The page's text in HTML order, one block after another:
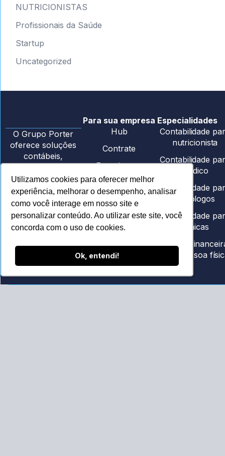
Utilizamos cookies para oferecer melhor
experiência, melhorar o desempenho, analisar
como você interage em nosso site e
personalizar conteúdo. Ao utilizar este site, você
concorda com o uso de cookies.
Ok, entendi!
NUTRICIONISTAS
Profissionais da Saúde
Startup
Uncategorized
O Grupo Porter
oferece soluções
contábeis,
financeiras e
consultivas para
ajudar empresas a
crescerem de
forma estratégica e
eficiente.
CRC/RS 008361/O
Para sua empresa
Hub
Contrate
Ecossistema
Especialidades
Contabilidade
nutricionista
Contabilidade
médico
Contabilidade
psicólogos
Contabilidade
clínicas
Gestão
para pessoa